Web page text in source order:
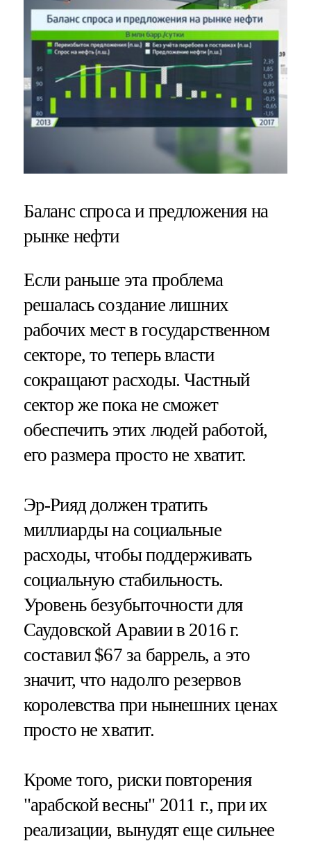
Баланс спроса и предложения на
рынке нефти
Если раньше эта проблема
решалась создание лишних
рабочих мест в государственном
секторе, то теперь власти
сокращают расходы. Частный
сектор же пока не сможет
обеспечить этих людей работой,
его размера просто не хватит.
Эр-Рияд должен тратить
миллиарды на социальные
расходы, чтобы поддерживать
социальную стабильность.
Уровень безубыточности для
Саудовской Аравии в 2016 г.
составил $67 за баррель, а это
значит, что надолго резервов
королевства при нынешних ценах
просто не хватит.
Кроме того, риски повторения
"арабской весны" 2011 г., при их
реализации, вынудят еще сильнее